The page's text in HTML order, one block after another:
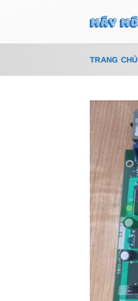
TRANG CHỦ